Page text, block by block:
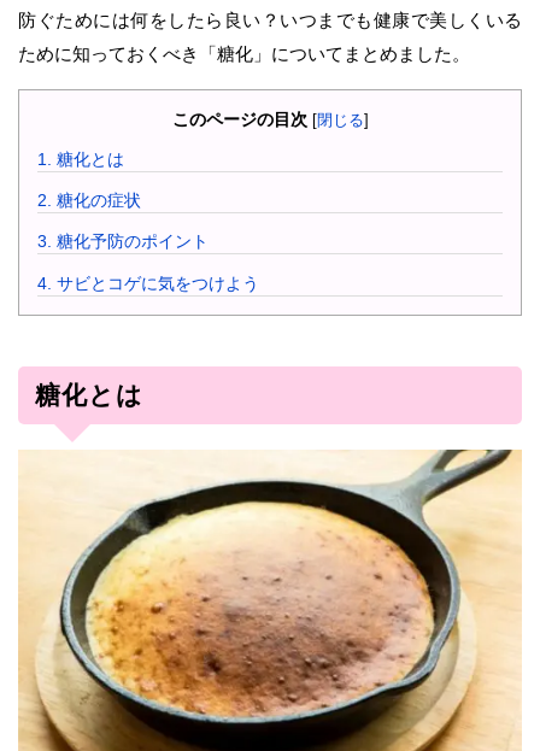
防ぐためには何をしたら良い？いつまでも健康で美しくいる
ために知っておくべき「糖化」についてまとめました。
このページの目次 [閉じる]
1. 糖化とは
2. 糖化の症状
3. 糖化予防のポイント
4. サビとコゲに気をつけよう
糖化とは